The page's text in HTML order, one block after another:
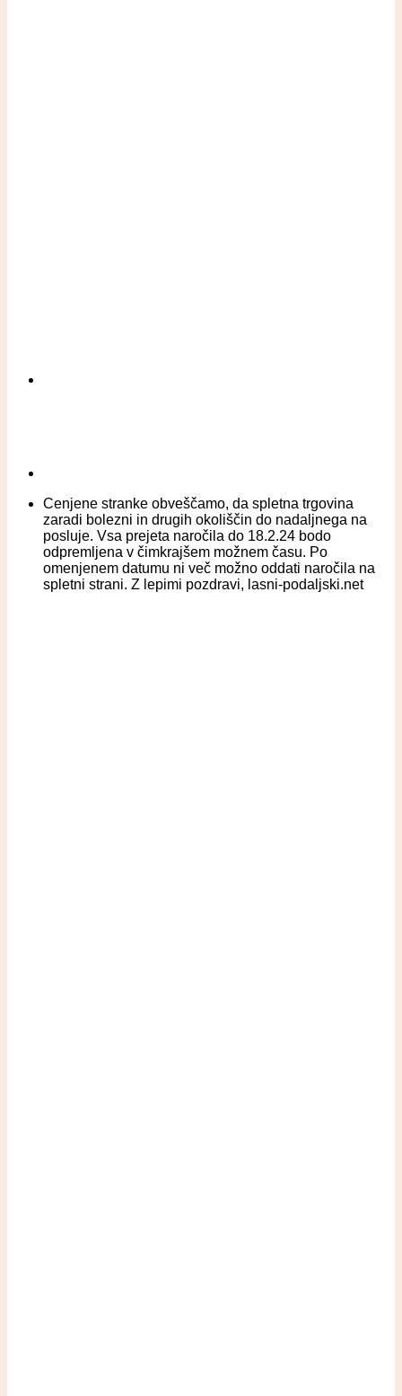
Cenjene stranke obveščamo, da spletna trgovina
zaradi bolezni in drugih okoliščin do nadaljnega na
posluje. Vsa prejeta naročila do 18.2.24 bodo
odpremljena v čimkrajšem možnem času. Po
omenjenem datumu ni več možno oddati naročila na
spletni strani. Z lepimi pozdravi, lasni-podaljski.net